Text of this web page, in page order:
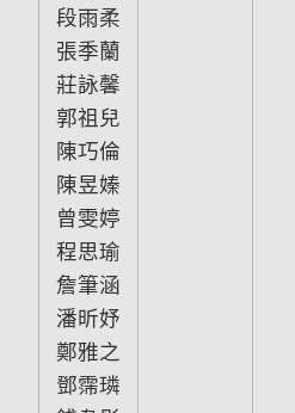
段雨柔
張季蘭
莊詠馨
郭祖兒
陳巧倫
陳昱嫀
曾雯婷
程思瑜
詹筆涵
潘昕妤
鄭雅之
鄧霈璘